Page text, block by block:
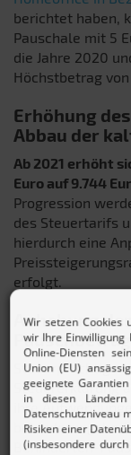
berichtet haben,
Pauschale mit 5
die Jahre 2020
Höchstbetrag
Erhöhung
Abbau der
Ab 2021 erhöht
Euro auf 9.744
Progression
des Steuertarifs
hierdurch eine
erfolgt.
Anhebung
Steuerpflichtige
Steuererklärung
ihre
Behinderten-